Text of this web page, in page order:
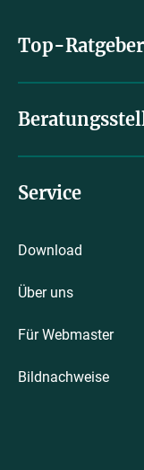
Top-Ratgeber
Service
Download
Über uns
Für Webmaster
Bildnachweise